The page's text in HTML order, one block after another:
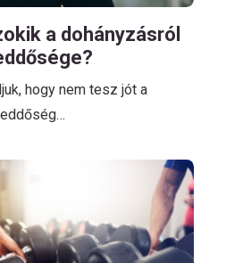
a dohányzásról
hogy nem tesz jót a